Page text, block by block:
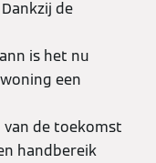
de
is het nu
een
de toekomst
handbereik